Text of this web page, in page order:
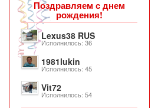
Поздравляем с днем
рождения!
Lexus38 RUS
Исполнилось: 36
1981lukin
Исполнилось: 45
Vit72
Исполнилось: 54